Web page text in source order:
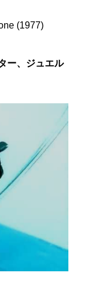
(1977)
ー、ジュエル